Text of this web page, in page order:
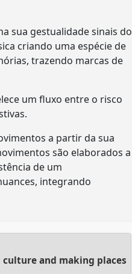
sua gestualidade sinais do
criando uma espécie de
trazendo marcas de
um fluxo entre o risco
a partir da sua
são elaborados a
de um
integrando
and making places